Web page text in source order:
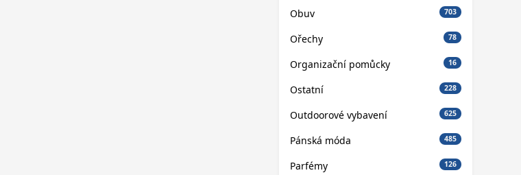
Obuv 703
Ořechy 78
Organizační pomůcky 16
Ostatní 228
Outdoorové vybavení 625
Pánská móda 485
Parfémy 126